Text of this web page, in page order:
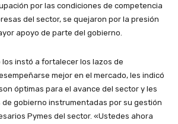
por las condiciones de competencia
del sector, se quejaron por la presión
apoyo de parte del gobierno.
instó a fortalecer los lazos de
mejor en el mercado, les indicó
óptimas para el avance del sector y les
gobierno instrumentadas por su gestión
Pymes del sector. «Ustedes ahora